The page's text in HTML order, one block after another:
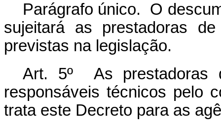
Parágrafo único. O
sujeitará as prestadoras
previstas na legislação.
Art. 5º As prestadoras
responsáveis técnicos pelo
trata este Decreto para as